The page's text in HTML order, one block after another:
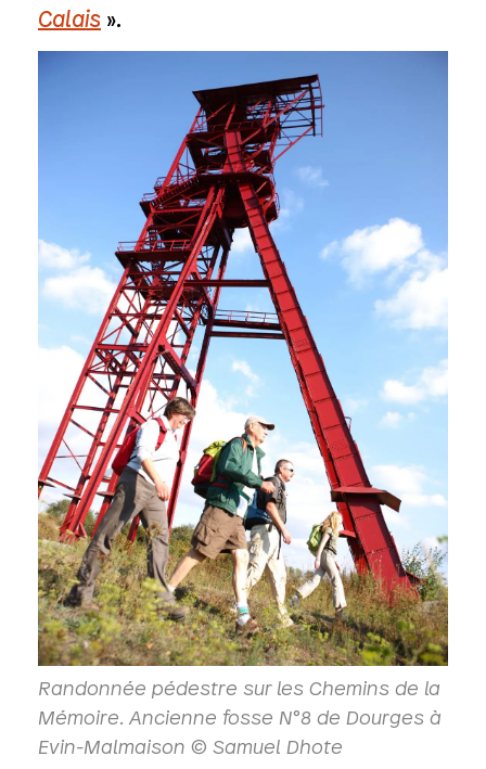
Calais ».
Randonnée pédestre sur les Chemins de la
Mémoire. Ancienne fosse N°8 de Dourges à
Evin-Malmaison © Samuel Dhote